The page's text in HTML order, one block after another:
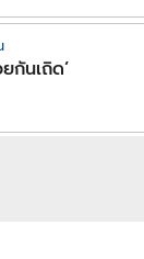
ยกันเถิด’